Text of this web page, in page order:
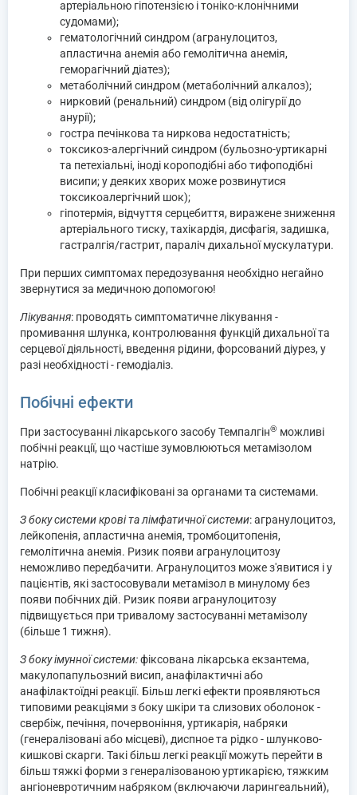
артеріальною гіпотензією і тоніко-клонічними
судомами);
гематологічний синдром (агранулоцитоз,
апластична анемія або гемолітична анемія,
геморагічний діатез);
метаболічний синдром (метаболічний алкалоз);
нирковий (ренальний) синдром (від олігурії до
анурії);
гостра печінкова та ниркова недостатність;
токсикоз-алергічний синдром (бульозно-уртикарні
та петехіальні, іноді короподібні або тифоподібні
висипи; у деяких хворих може розвинутися
токсикоалергічний шок);
гіпотермія, відчуття серцебиття, виражене зниження
артеріального тиску, тахікардія, дисфагія, задишка,
гастралгія/гастрит, параліч дихальної мускулатури.
При перших симптомах передозування необхідно негайно
звернутися за медичною допомогою!
Лікування: проводять симптоматичне лікування -
промивання шлунка, контролювання функцій дихальної та
серцевої діяльності, введення рідини, форсований діурез, у
разі необхідності - гемодіаліз.
Побічні ефекти
При застосуванні лікарського засобу Темпалгін® можливі
побічні реакції, що частіше зумовлюються метамізолом
натрію.
Побічні реакції класифіковані за органами та системами.
З боку системи крові та лімфатичної системи: агранулоцитоз,
лейкопенія, апластична анемія, тромбоцитопенія,
гемолітична анемія. Ризик появи агранулоцитозу
неможливо передбачити. Агранулоцитоз може з'явитися і у
пацієнтів, які застосовували метамізол в минулому без
появи побічних дій. Ризик появи агранулоцитозу
підвищується при тривалому застосуванні метамізолу
(більше 1 тижня).
З боку імунної системи:фіксована лікарська екзантема,
макулопапульозний висип, анафілактичні або
анафілактоїдні реакції. Більш легкі ефекти проявляються
типовими реакціями з боку шкіри та слизових оболонок -
свербіж, печіння, почервоніння, уртикарія, набряки
(генералізовані або місцеві), диспное та рідко - шлунково-
кишкові скарги. Такі більш легкі реакції можуть перейти в
більш тяжкі форми з генералізованою уртикарією, тяжким
ангіоневротичним набряком (включаючи ларингеальний),